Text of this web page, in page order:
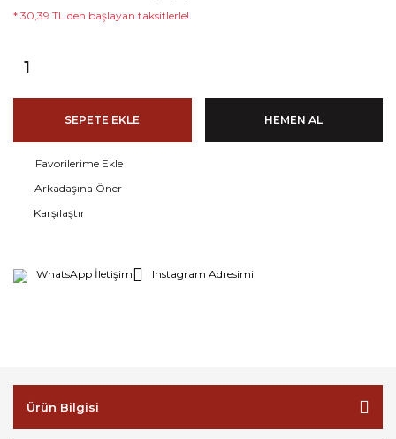
* 30,39 TL den başlayan taksitlerle!
SEPETE EKLE HEMEN AL
Arkadaşına Öner
Karşılaştır
WhatsApp İletişim Instagram Adresimi
Ürün Bilgisi